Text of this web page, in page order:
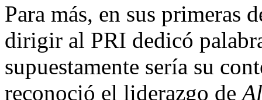
Para más, en sus primeras
dirigir al PRI dedicó
supuestamente sería su
reconoció el liderazgo de